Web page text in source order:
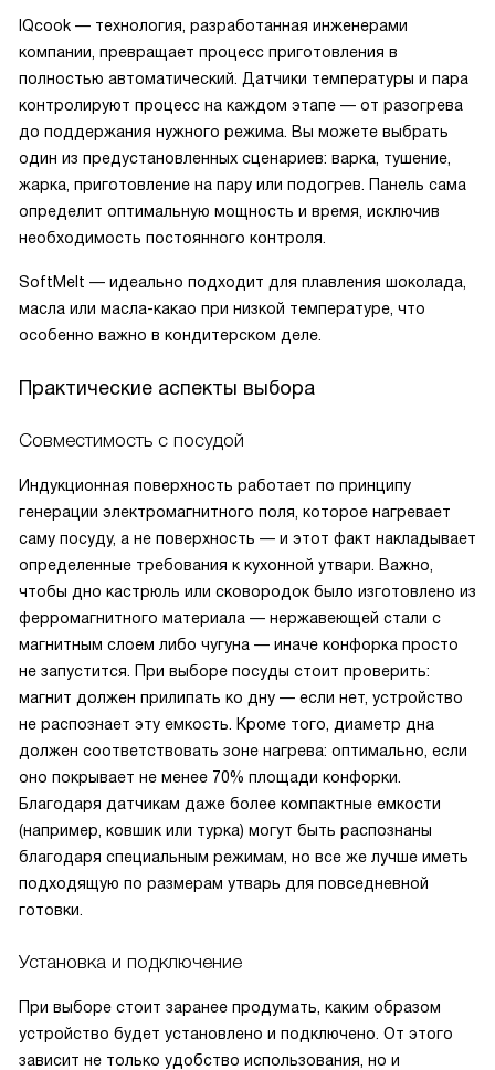
IQcook — технология, разработанная инженерами
компании, превращает процесс приготовления в
полностью автоматический. Датчики температуры и пара
контролируют процесс на каждом этапе — от разогрева
до поддержания нужного режима. Вы можете выбрать
один из предустановленных сценариев: варка, тушение,
жарка, приготовление на пару или подогрев. Панель сама
определит оптимальную мощность и время, исключив
необходимость постоянного контроля.
SoftMelt — идеально подходит для плавления шоколада,
масла или масла-какао при низкой температуре, что
особенно важно в кондитерском деле.
Практические аспекты выбора
Совместимость с посудой
Индукционная поверхность работает по принципу
генерации электромагнитного поля, которое нагревает
саму посуду, а не поверхность — и этот факт накладывает
определенные требования к кухонной утвари. Важно,
чтобы дно кастрюль или сковородок было изготовлено из
ферромагнитного материала — нержавеющей стали с
магнитным слоем либо чугуна — иначе конфорка просто
не запустится. При выборе посуды стоит проверить:
магнит должен прилипать ко дну — если нет, устройство
не распознает эту емкость. Кроме того, диаметр дна
должен соответствовать зоне нагрева: оптимально, если
оно покрывает не менее 70% площади конфорки.
Благодаря датчикам даже более компактные емкости
(например, ковшик или турка) могут быть распознаны
благодаря специальным режимам, но все же лучше иметь
подходящую по размерам утварь для повседневной
готовки.
Установка и подключение
При выборе стоит заранее продумать, каким образом
устройство будет установлено и подключено. От этого
зависит не только удобство использования, но и